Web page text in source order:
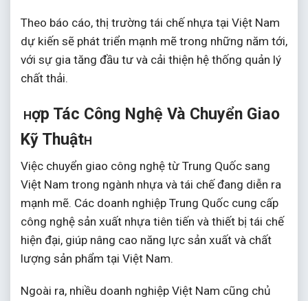
Theo báo cáo, thị trường tái chế nhựa tại Việt Nam
dự kiến sẽ phát triển mạnh mẽ trong những năm tới,
với sự gia tăng đầu tư và cải thiện hệ thống quản lý
chất thải.
Hợp Tác Công Nghệ Và Chuyển Giao
Kỹ ThuậtH
Việc chuyển giao công nghệ từ Trung Quốc sang
Việt Nam trong ngành nhựa và tái chế đang diễn ra
mạnh mẽ. Các doanh nghiệp Trung Quốc cung cấp
công nghệ sản xuất nhựa tiên tiến và thiết bị tái chế
hiện đại, giúp nâng cao năng lực sản xuất và chất
lượng sản phẩm tại Việt Nam.
Ngoài ra, nhiều doanh nghiệp Việt Nam cũng chủ